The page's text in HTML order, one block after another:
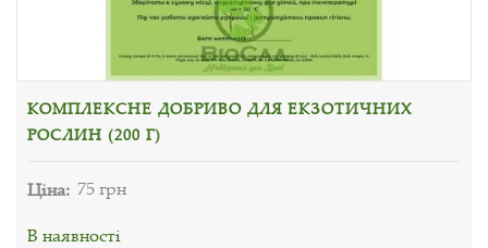
КОМПЛЕКСНЕ ДОБРИВО ДЛЯ ЕКЗОТИЧНИХ
РОСЛИН (200 Г)
Ціна: 75 грн
В наявності